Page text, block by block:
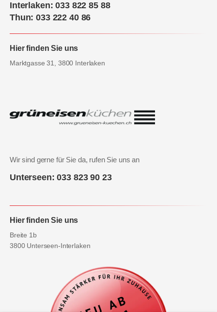
Interlaken: 033 822 85 88
Thun: 033 222 40 86
Hier finden Sie uns
Marktgasse 31, 3800 Interlaken
Wir sind gerne für Sie da, rufen Sie uns an
Unterseen: 033 823 90 23
Hier finden Sie uns
Breite 1b
3800 Unterseen-Interlaken